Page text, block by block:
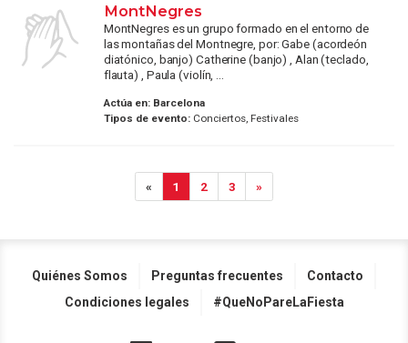
MontNegres
MontNegres es un grupo formado en el entorno de
las montañas del Montnegre, por: Gabe (acordeón
diatónico, banjo) Catherine (banjo) , Alan (teclado,
flauta) , Paula (violín, ...
Actúa en: Barcelona
Tipos de evento:Conciertos, Festivales
« 1 2 3 »
Quiénes Somos Preguntas frecuentes
Contacto
Condiciones legales
#QueNoPareLaFiesta